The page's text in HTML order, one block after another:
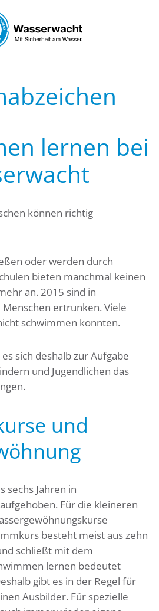
lernen bei
können richtig
oder werden durch
bieten manchmal keinen
an. 2015 sind in
ertrunken. Viele
schwimmen konnten.
sich deshalb zur Aufgabe
und Jugendlichen das
und
sechs Jahren in
Für die kleineren
besteht meist aus zehn
schließt mit dem
lernen bedeutet
gibt es in der Regel für
Ausbilder. Für spezielle